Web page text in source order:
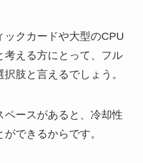
クカードや大型のCPU
考える方にとって、フル
肢と言えるでしょう。
ペースがあると、冷却性
できるからです。